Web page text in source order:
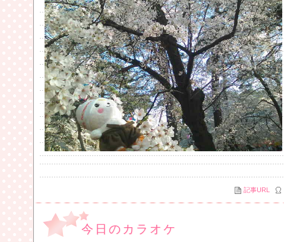
記事URL
今日のカラオケ